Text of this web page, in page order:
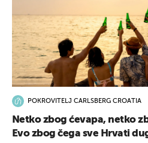
POKROVITELJ CARLSBERG CROATIA
Netko zbog ćevapa, netko
Evo zbog čega sve Hrvati